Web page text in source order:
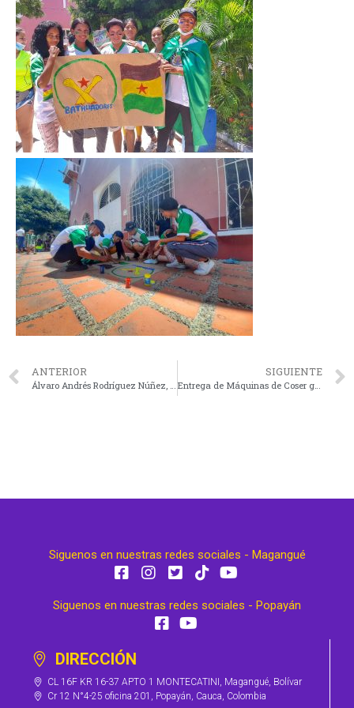
ANTERIOR
Álvaro Andrés Rodríguez Núñez, “Quiero ser la voz de nuestros jóvenes
SIGUIENTE
Entrega de Máquinas de Coser gracias a la organización de BASAID
Siguenos en nuestras redes sociales - Magangué
Siguenos en nuestras redes sociales - Popayán
DIRECCIÓN
CL 16F KR 16-37 APTO 1 MONTECATINI, Magangué, Bolívar
Cr 12 N°4-25 oficina 201, Popayán, Cauca, Colombia